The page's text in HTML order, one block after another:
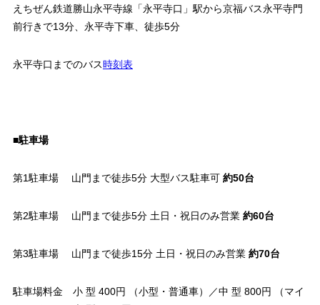
えちぜん鉄道勝山永平寺線「永平寺口」駅から京福バス永平寺門
前行きで13分、永平寺下車、徒歩5分
永平寺口までのバス時刻表
■駐車場
第1駐車場 山門まで徒歩5分 大型バス駐車可 約50台
第2駐車場 山門まで徒歩5分 土日・祝日のみ営業 約60台
第3駐車場 山門まで徒歩15分 土日・祝日のみ営業 約70台
駐車場料金 小 型 400円 （小型・普通車）／中 型 800円 （マイ